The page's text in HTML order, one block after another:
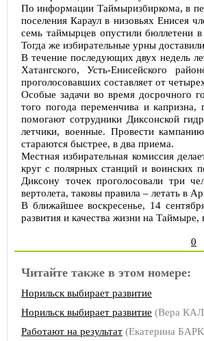
По информации Таймыризбиркома, в
поселения Караул в низовьях Енисея
семь таймырцев опустили бюллетени
Тогда же избирательные урны
В течение последующих двух недель
Хатангского, Усть-Енисейского
проголосовавших составляет от
Особые задачи во время досрочного
того погода переменчива и
помогают сотрудники Диксонской
летчики, военные. Провести
стараются быстрее, в два приема.
Местная избирательная комиссия
круг с полярных станций и воинских
Диксону точек проголосовали три
вертолета, таковы правила – летать в
В ближайшее воскресенье, 14
развития и качества жизни на
0
Читайте также в этом номере:
Норильск выбирает развитие
Норильск выбирает развитие (Вера
Работают на результат (Екатерина